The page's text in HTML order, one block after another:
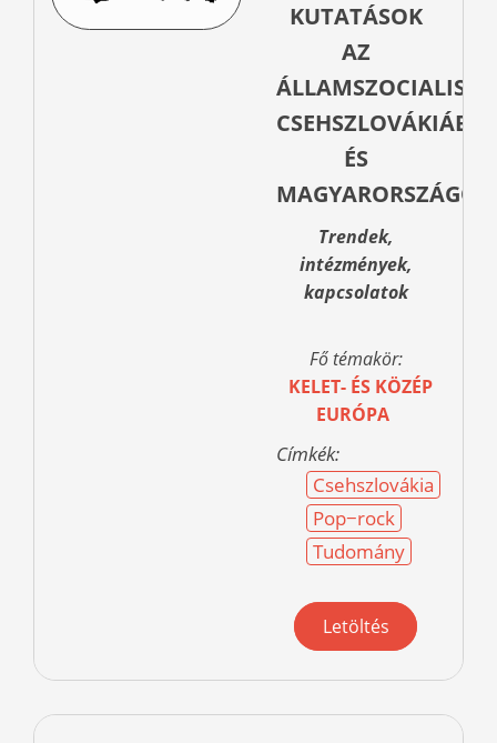
KUTATÁSOK
AZ
ÁLLAMSZOCIALISTA
ÉS
MAGYARORSZÁGON
Trendek,
intézmények,
kapcsolatok
Fő témakör:
KELET- ÉS KÖZÉP
EURÓPA
Címkék:
Csehszlovákia
Pop−rock
Tudomány
Letöltés